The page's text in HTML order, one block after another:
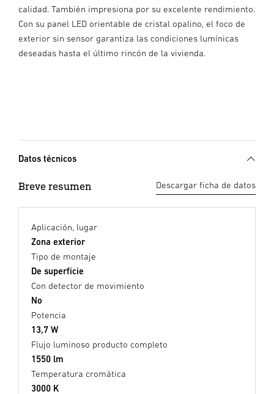
calidad. También impresiona por su excelente rendimiento.
Con su panel LED orientable de cristal opalino, el foco de
exterior sin sensor garantiza las condiciones lumínicas
deseadas hasta el último rincón de la vivienda.
Datos técnicos
Breve resumen Descargar ficha de datos
Aplicación, lugar
Zona exterior
Tipo de montaje
De superficie
Con detector de movimiento
No
Potencia
13,7 W
Flujo luminoso producto completo
1550 lm
Temperatura cromática
3000 K